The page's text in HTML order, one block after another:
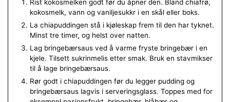
Rist kokosmelken godt før du åpner den. Bland chiafrø,
kokosmelk, vann og vaniljesukkr i en skål eller boks.
La chiapuddingen stå i kjøleskap frem til den har tyknet.
Minst tre timer, og helst over natten.
Lag bringebærsaus ved å varme fryste bringebær i en
kjele. Tilsett sukrinmelis etter smak. Bruk en stavmikser
til å lage bringebærsaus.
Rør godt i chiapuddingen før du legger pudding og
bringebærsaus lagvis i serveringsglass. Toppes med for